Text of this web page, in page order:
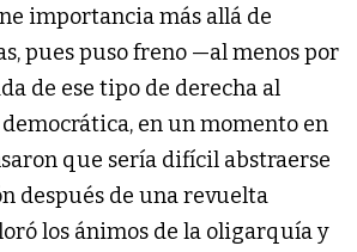
importancia más allá de
pues puso freno —al menos por
de ese tipo de derecha al
en un momento en
que sería difícil abstraerse
después de una revuelta
los ánimos de la oligarquía y